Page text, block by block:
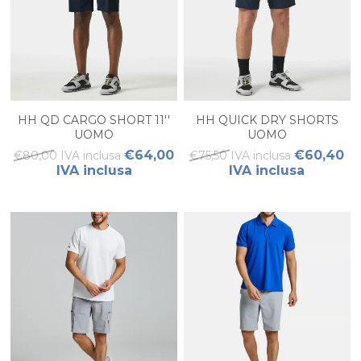
HH QD CARGO SHORT 11''
UOMO
€80,00 IVA inclusa €64,00
IVA inclusa
HH QUICK DRY SHORTS
UOMO
€75,50 IVA inclusa €60,40
IVA inclusa